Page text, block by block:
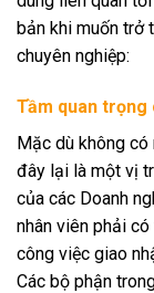
bản khi muốn trở
chuyên nghiệp:
Tầm quan trọng
Mặc dù không có
đây lại là một vị
của các Doanh
nhân viên phải
công việc giao
Các bộ phận